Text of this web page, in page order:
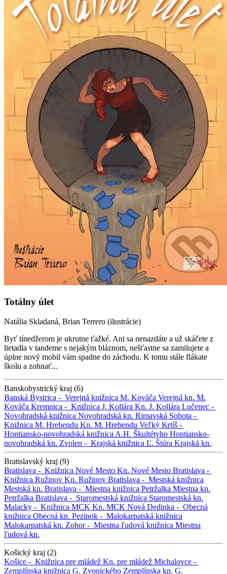
Totálny úlet
Natália Skladaná, Brian Terrero (ilustrácie)
Byť tínedžerom je ukrutne ťažké. Ani sa nenazdáte a už skáčete z
lietadla v tandeme s nejakým bláznom, nešťastne sa zamilujete a
úplne nový mobil vám spadne do záchodu. K tomu stále flákate
školu a zohnať...
Banskobystrický kraj (6)
Banská Bystrica - Verejná knižnica M. Kováča Verejná kn. M.
Kováča Kremnica - Knižnica J. Kollára Kn. J. Kollára Lučenec -
Novohradská knižnica Novohradská kn. Rimavská Sobota -
Knižnica M. Hrebendu Kn. M. Hrebendu Veľký Krtíš -
Hontiansko-novohradská knižnica A.H. Škultétyho Hontiansko-
novohradská kn. Zvolen - Krajská knižnica Ľ. Štúra Krajská kn.
Bratislavský kraj (9)
Bratislava - Knižnica Nové Mesto Kn. Nové Mesto Bratislava -
Knižnica Ružinov Kn. Ružinov Bratislava - Mestská knižnica
Mestská kn. Bratislava - Miestna knižnica Petržalka Miestna kn.
Petržalka Bratislava - Staromestská knižnica Staromestská kn.
Malacky - Knižnica MCK Kn. MCK Nová Dedinka - Obecná
knižnica Obecná kn. Pezinok - Malokarpatská knižnica
Malokarpatská kn. Zohor - Miestna ľudová knižnica Miestna
ľudová kn.
Košický kraj (2)
Košice - Knižnica pre mládež Kn. pre mládež Michalovce -
Zemplínska knižnica G. Zvonického Zemplínska kn. G.